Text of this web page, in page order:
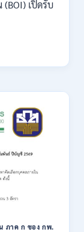
เปิดรับ
ภาค ก ของ กพ.